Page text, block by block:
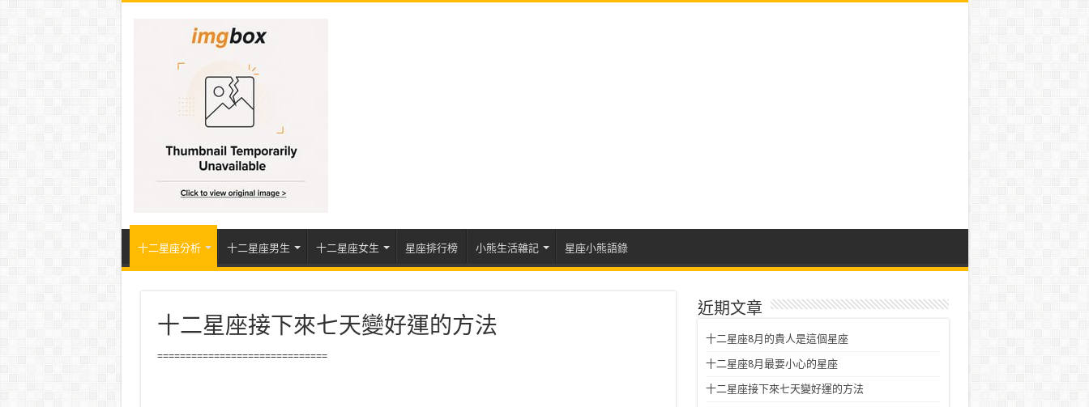
十二星座分析 十二星座男生 十二星座女生 星座排行榜 小熊生活雜記 星座小熊語錄
十二星座接下來七天變好運的方法
==============================
近期文章
十二星座8月的貴人是這個星座
十二星座8月最要小心的星座
十二星座接下來七天變好運的方法